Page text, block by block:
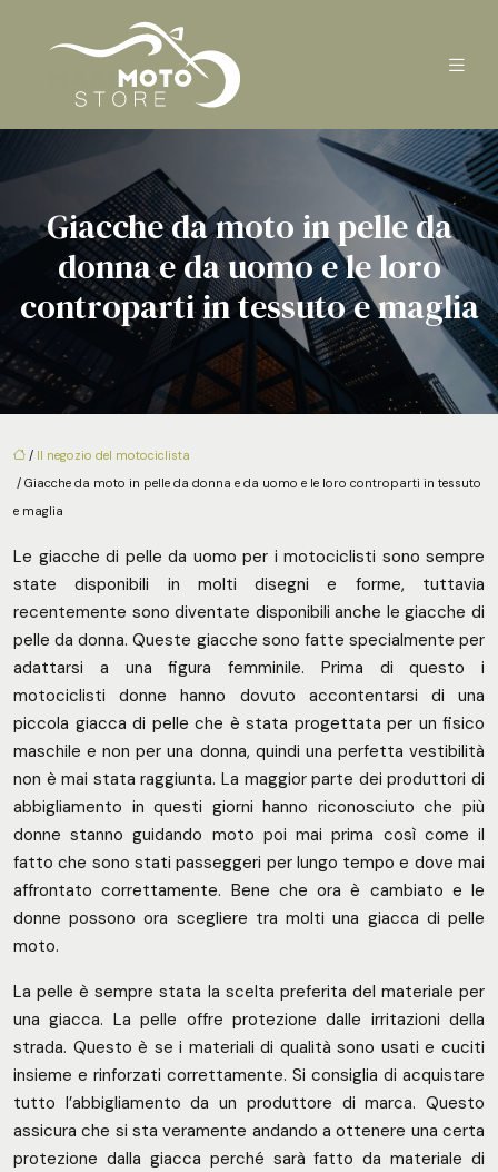
Giacche da moto in pelle da
donna e da uomo e le loro
controparti in tessuto e maglia
/ Il negozio del motociclista
/ Giacche da moto in pelle da donna e da uomo e le loro controparti in tessuto
e maglia
Le giacche di pelle da uomo per i motociclisti sono sempre
state disponibili in molti disegni e forme, tuttavia
recentemente sono diventate disponibili anche le giacche di
pelle da donna. Queste giacche sono fatte specialmente per
adattarsi a una figura femminile. Prima di questo i
motociclisti donne hanno dovuto accontentarsi di una
piccola giacca di pelle che è stata progettata per un fisico
maschile e non per una donna, quindi una perfetta vestibilità
non è mai stata raggiunta. La maggior parte dei produttori di
abbigliamento in questi giorni hanno riconosciuto che più
donne stanno guidando moto poi mai prima così come il
fatto che sono stati passeggeri per lungo tempo e dove mai
affrontato correttamente. Bene che ora è cambiato e le
donne possono ora scegliere tra molti una giacca di pelle
moto.
La pelle è sempre stata la scelta preferita del materiale per
una giacca. La pelle offre protezione dalle irritazioni della
strada. Questo è se i materiali di qualità sono usati e cuciti
insieme e rinforzati correttamente. Si consiglia di acquistare
tutto l’abbigliamento da un produttore di marca. Questo
assicura che si sta veramente andando a ottenere una certa
protezione dalla giacca perché sarà fatto da materiale di